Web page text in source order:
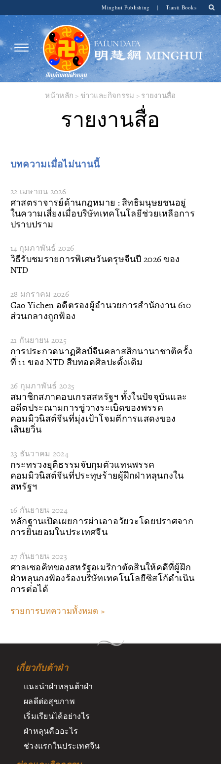
Minghui Publishing | Tianti Books
หน้าหลัก > ข่าวและกิจกรรม > รายงานสื่อ
รายงานสื่อ
บทความเมื่อไม่นานนี้
22 เมษายน 2026
ศาสตราจารย์ด้านกฎหมาย : สิทธิมนุษยชนอยู่
ในความเสี่ยงเมื่อบริษัทเทคโนโลยีช่วยเหลือการ
ปราบปราม
14 กุมภาพันธ์ 2026
วิธีรับชมรายการพิเศษวันตรุษจีนปี 2026 ของ
NTD
28 มกราคม 2026
Gao Yichen อดีตรองผู้อํานวยการสํานักงาน 610
ส่วนกลางถูกฟ้อง
21 กันยายน 2025
การประกวดนาฏศิลป์จีนคลาสสิกนานาชาติครั้ง
ที่ 11 ของ NTD สืบทอดศิลปะดั้งเดิม
26 กุมภาพันธ์ 2025
สมาชิกสภาคอบเกรสสหรัฐฯ ทั้งในปัจจุบันและ
อดีตประณามการขู่วางระเบิดของพรรค
คอมมิวนิสต์จีนที่มุ่งเป้าโจมตีการแสดงของ
เสินยวิ่น
23 ธันวาคม 2024
กระทรวงยุติธรรมจับกุมตัวแทนพรรค
คอมมิวนิสต์จีนที่ประทุษร้ายผู้ฝึกฝ่าหลุนกงใน
สหรัฐฯ
16 กันยายน 2024
หลักฐานเปิดเผยการผ่าเอาอวัยวะโดยปราศจาก
การยินยอมในประเทศจีน
27 กันยายน 2023
ศาลเซอคิทของสหรัฐอเมริกาตัดสินให้คดีที่ผู้ฝึก
ฝ่าหลุนกงฟ้องร้องบริษัทเทคโนโลยีซิสโก้ดำเนิน
การต่อได้
รายการบทความทั้งหมด »
เกี่ยวกับต้าฝ่า
แนะนำฝ่าหลุนต้าฝ่า
ผลดีต่อสุขภาพ
เริ่มเรียนได้อย่างไร
ฝ่าหลุนคืออะไร
ช่วงแรกในประเทศจีน